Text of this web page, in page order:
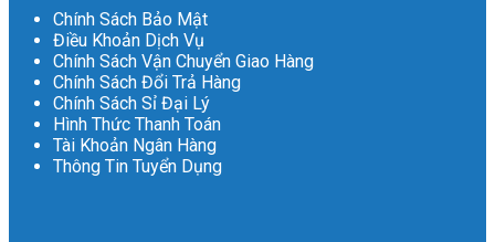
Chính Sách Bảo Mật
Điều Khoản Dịch Vụ
Chính Sách Vận Chuyển Giao Hàng
Chính Sách Đổi Trả Hàng
Chính Sách Sỉ Đại Lý
Hình Thức Thanh Toán
Tài Khoản Ngân Hàng
Thông Tin Tuyển Dụng